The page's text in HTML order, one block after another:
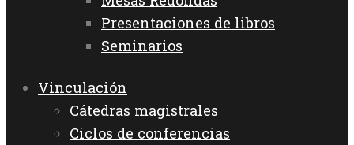
Presentaciones de libros
Seminarios
Vinculación
Cátedras magistrales
Ciclos de conferencias